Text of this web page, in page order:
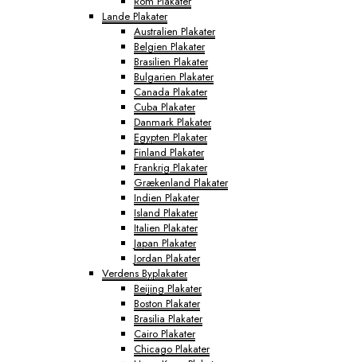
Lande Plakater
Australien Plakater
Belgien Plakater
Brasilien Plakater
Bulgarien Plakater
Canada Plakater
Cuba Plakater
Danmark Plakater
Egypten Plakater
Finland Plakater
Frankrig Plakater
Grækenland Plakater
Indien Plakater
Island Plakater
Italien Plakater
Japan Plakater
Jordan Plakater
Verdens Byplakater
Beijing Plakater
Boston Plakater
Brasilia Plakater
Cairo Plakater
Chicago Plakater